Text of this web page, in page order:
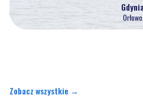
Gdynia
Orłowo
Zobacz wszystkie →